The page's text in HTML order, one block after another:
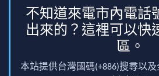
不知道來電市內電話
出來的？這裡可以快
區。
本站提供台灣國碼(+886)搜尋以